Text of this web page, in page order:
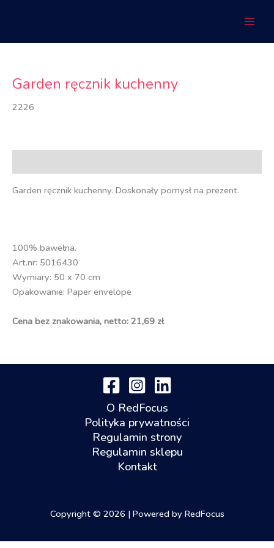
Garden ręcznik kuchenny
2226
Garden ręcznik kuchenny. Doskonały pomysł na prezent.
100% bawełna.
Art.nr: 5016430
Wymiary: 50 x 70 cm
Opakowanie: Paper envelope
Cena bez znakowania, netto: 21,69 zł
O RedFocus
Polityka prywatności
Regulamin strony
Regulamin sklepu
Kontakt
Copyright © 2026 | Powered by RedFocus